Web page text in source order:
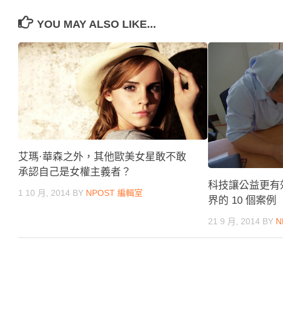
YOU MAY ALSO LIKE...
艾瑪·華森之外，其他歐美女星敢不敢
承認自己是女權主義者？
1 10 月, 2014 BY NPOST 編輯室
科技讓公益更
界的 10 個案例
21 9 月, 2014 BY